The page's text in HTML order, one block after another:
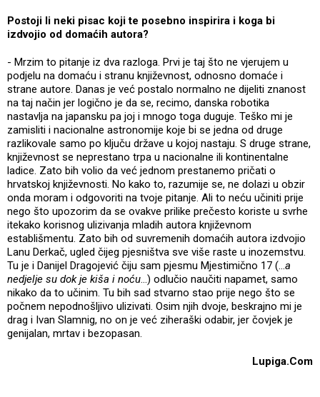
Postoji li neki pisac koji te posebno inspirira i koga bi
izdvojio od domaćih autora?
- Mrzim to pitanje iz dva razloga. Prvi je taj što ne vjerujem u
podjelu na domaću i stranu književnost, odnosno domaće i
strane autore. Danas je već postalo normalno ne dijeliti znanost
na taj način jer logično je da se, recimo, danska robotika
nastavlja na japansku pa joj i mnogo toga duguje. Teško mi je
zamisliti i nacionalne astronomije koje bi se jedna od druge
razlikovale samo po ključu države u kojoj nastaju. S druge strane,
književnost se neprestano trpa u nacionalne ili kontinentalne
ladice. Zato bih volio da već jednom prestanemo pričati o
hrvatskoj književnosti. No kako to, razumije se, ne dolazi u obzir
onda moram i odgovoriti na tvoje pitanje. Ali to neću učiniti prije
nego što upozorim da se ovakve prilike prečesto koriste u svrhe
itekako korisnog ulizivanja mladih autora književnom
establišmentu. Zato bih od suvremenih domaćih autora izdvojio
Lanu Derkač, ugled čijeg pjesništva sve više raste u inozemstvu.
Tu je i Danijel Dragojević čiju sam pjesmu Mjestimično 17 (...a
nedjelje su dok je kiša i noću…) odlučio naučiti napamet, samo
nikako da to učinim. Tu bih sad stvarno stao prije nego što se
počnem nepodnošljivo ulizivati. Osim njih dvoje, beskrajno mi je
drag i Ivan Slamnig, no on je već ziheraški odabir, jer čovjek je
genijalan, mrtav i bezopasan.
Lupiga.Com